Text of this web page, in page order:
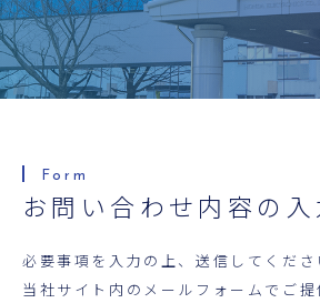
お問い合わせ内容の入
必要事項を入力の上、送信してくださ
当社サイト内のメールフォームでご